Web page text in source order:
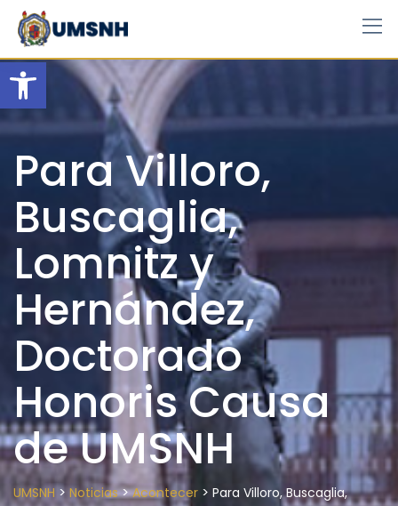
Open toolbar
Skip
content
Para Villoro,
Buscaglia,
Lomnitz y
Hernández,
Doctorado
Honoris Causa
de UMSNH
UMSNH > Noticias>Acontecer > Para Villoro, Buscaglia,